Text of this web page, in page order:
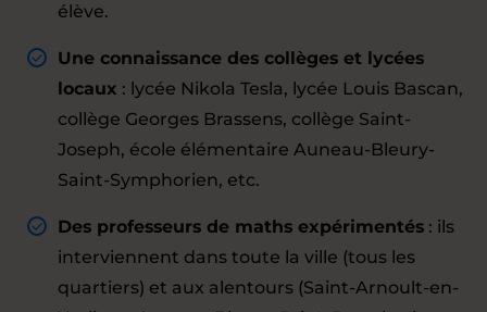
élève.
Une connaissance des collèges et lycées
locaux : lycée Nikola Tesla, lycée Louis Bascan,
collège Georges Brassens, collège Saint-
Joseph, école élémentaire Auneau-Bleury-
Saint-Symphorien, etc.
Des professeurs de maths expérimentés : ils
interviennent dans toute la ville (tous les
quartiers) et aux alentours (Saint-Arnoult-en-